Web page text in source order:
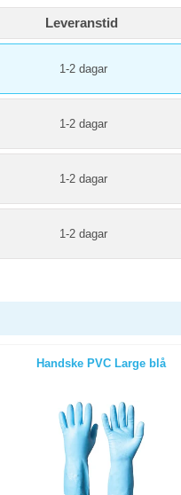
Leveranstid
1-2 dagar
1-2 dagar
1-2 dagar
1-2 dagar
Handske PVC Large blå